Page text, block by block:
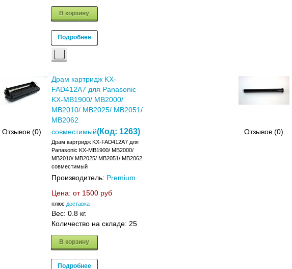
В корзину
Подробнее
Отзывов (0)
Драм картридж KX-
FAD412A7 для Panasonic
KX-MB1900/ MB2000/
MB2010/ MB2025/ MB2051/
MB2062
совместимый(Код: 1263)
Драм картридж KX-FAD412A7 для
Panasonic KX-MB1900/ MB2000/
MB2010/ MB2025/ MB2051/ MB2062
совместимый
Производитель: Premium
Цена: от 1500 руб
плюс доставка
Вес: 0.8 кг.
Количество на складе: 25
В корзину
Подробнее
Отзывов (0)